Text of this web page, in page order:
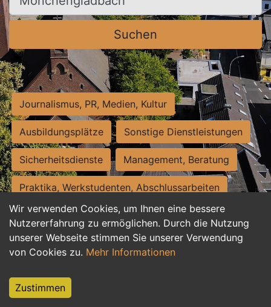
Wir verwenden Cookies, um Ihnen eine bessere
Nutzererfahrung zu ermöglichen. Durch die Nutzung
unserer Webseite stimmen Sie unserer Verwendung
von Cookies zu. Mehr Informationen
Zustimmen
Suchen
Journalismus, PR, Medien, Kultur
Ausbildungsplätze Sonstige Dienstleistungen
Sicherheitsdienste Management, Beratung
Praktika, Werkstudenten, Abschlussarbeiten
Personalwesen Assistenz, Sekretariat
Hilfskräfte, Aushilfs- und Nebenjobs
Weiterbildung, Studium, duale Ausbildung